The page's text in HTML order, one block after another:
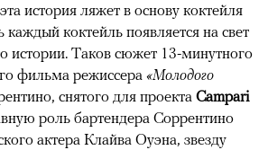
история ляжет в основу коктейля
каждый коктейль появляется на свет
истории. Таков сюжет 13-минутного
фильма режиссера «Молодого
снятого для проекта Campari
роль бартендера Соррентино
актера Клайва Оуэна, звезду